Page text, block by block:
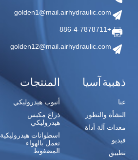
golden1@mail.airhydraulic.com
+886-4-7878711
golden12@mail.airhydraulic.com
ذهبية آسيا
عنا
النشأة والتطور
معدات آلة أداة
فيديو
تطبيق
المنتجات
أنبوب هيدروليكي
ذراع مكبس
هيدروليكي
اسطوانات هيدروليكية
تعمل بالهواء
المضغوط